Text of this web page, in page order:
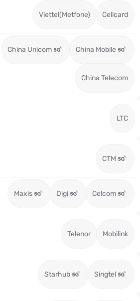
Viettel(Metfone) Cellcard
China Unicom China Mobile
China Telecom
LTC
CTM
Maxis Digi Celcom
Telenor Mobilink
Starhub Singtel